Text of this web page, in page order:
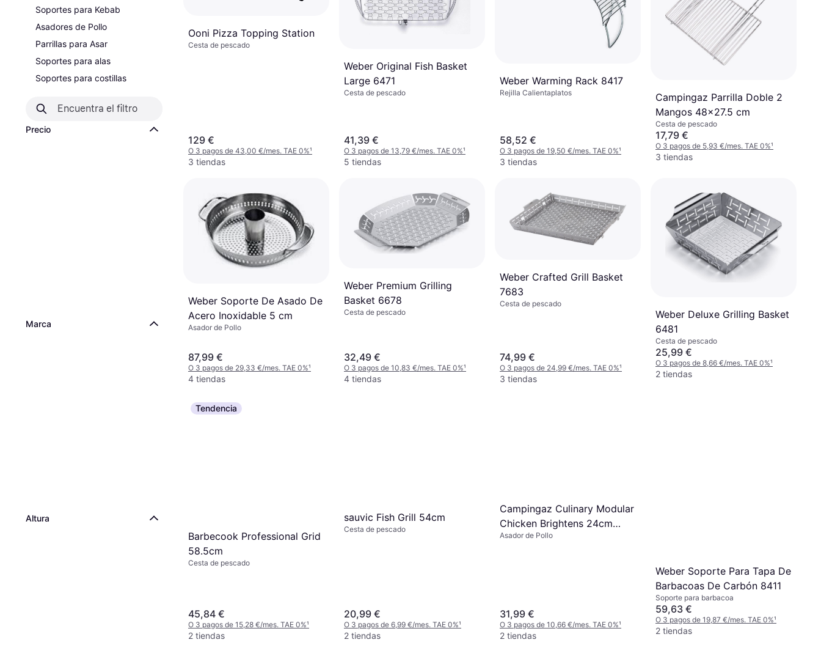
Soportes para Kebab
Asadores de Pollo
Parrillas para Asar
Soportes para alas
Soportes para costillas
Precio
Marca
Altura
Ooni Pizza Topping Station
Cesta de pescado
129 €
O 3 pagos de 43,00 €/mes. TAE 0%¹
3 tiendas
Weber Original Fish Basket
Large 6471
Cesta de pescado
41,39 €
O 3 pagos de 13,79 €/mes. TAE 0%¹
5 tiendas
Weber Warming Rack 8417
Rejilla Calientaplatos
58,52 €
O 3 pagos de 19,50 €/mes. TAE 0%¹
3 tiendas
Campingaz Parrilla Doble 2
Mangos 48x27.5 cm
Cesta de pescado
17,79 €
O 3 pagos de 5,93 €/mes. TAE 0%¹
3 tiendas
Weber Soporte De Asado De
Acero Inoxidable 5 cm
Asador de Pollo
87,99 €
O 3 pagos de 29,33 €/mes. TAE 0%¹
4 tiendas
Weber Premium Grilling
Basket 6678
Cesta de pescado
32,49 €
O 3 pagos de 10,83 €/mes. TAE 0%¹
4 tiendas
Weber Crafted Grill Basket
7683
Cesta de pescado
74,99 €
O 3 pagos de 24,99 €/mes. TAE 0%¹
3 tiendas
Weber Deluxe Grilling Basket
6481
Cesta de pescado
25,99 €
O 3 pagos de 8,66 €/mes. TAE 0%¹
2 tiendas
Tendencia
Barbecook Professional Grid
58.5cm
Cesta de pescado
45,84 €
O 3 pagos de 15,28 €/mes. TAE 0%¹
2 tiendas
sauvic Fish Grill 54cm
Cesta de pescado
20,99 €
O 3 pagos de 6,99 €/mes. TAE 0%¹
2 tiendas
Campingaz Culinary Modular
Chicken Brightens 24cm
2000014576
Asador de Pollo
31,99 €
O 3 pagos de 10,66 €/mes. TAE 0%¹
2 tiendas
Weber Soporte Para Tapa De
Barbacoas De Carbón 8411
Soporte para barbacoa
59,63 €
O 3 pagos de 19,87 €/mes. TAE 0%¹
2 tiendas